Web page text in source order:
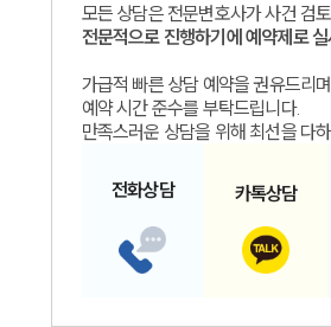
모든 상담은 전문변호사가 사건 검
전문적으로 진행하기에 예약제로
가급적 빠른 상담 예약을 권유드리
예약 시간 준수를 부탁드립니다.
만족스러운 상담을 위해 최선을 다
전화상담 카톡상담